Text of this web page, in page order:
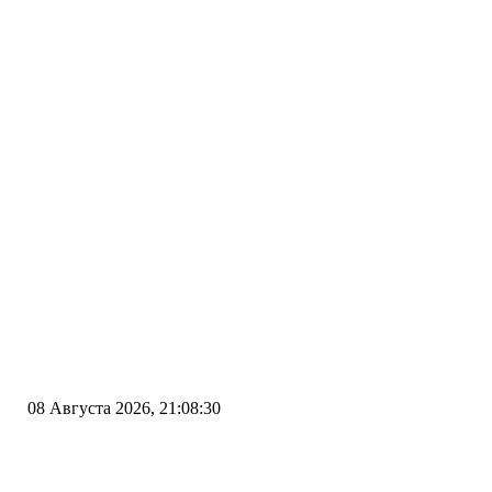
08 Августа 2026, 21:08:30